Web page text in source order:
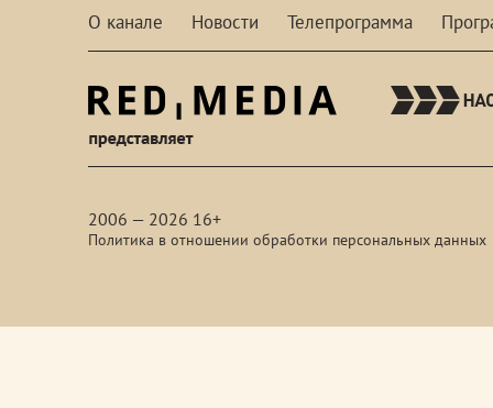
О канале Новости Телепрограмма
2006 — 2026 16+
Политика в отношении обработки персональных данных